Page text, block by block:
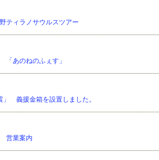
ティラノサウルスツアー
あのねのふぇす」
」 義援金箱を設置しました。
営業案内